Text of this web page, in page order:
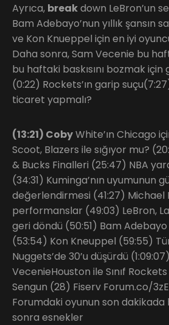
Ayrıca, breakdown LeBron’un
Bam Adebayo’nun yıllık şansın
ve Kon Knueppel için en iyi
Daha sonra, Sam Vecenie bu
bu haftaki baskısını bozmak için
(0:22) Rockets’ın garip
ticaret yapmalı?
(13:21) CobyWhite’ın Chicago
Scoot, Blazers ile sığıyor mu?
& Bucks Finalleri (25:47) NBA
(34:31) Kuminga’nın uyumunun
değerlendirmesi (41:27) Michael
performanslar (49:03) LeBron,
geri döndü (50:51) Bam Adebayo
(53:54) Kon Kneuppel (59:55)
Nuggets’de 30’u düşürdü
VecenieHouston ile Sınıf
Sengun (28) Fiserv Forum.co/
Forumdaki oyunun son
sonra esnekler